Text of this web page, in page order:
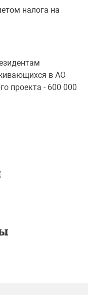
налога на
в АО
проекта - 600 000